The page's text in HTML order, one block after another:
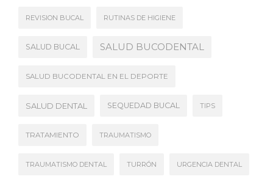
REVISION BUCAL RUTINAS DE HIGIENE
SALUD BUCAL SALUD BUCODENTAL
SALUD BUCODENTAL EN EL DEPORTE
SALUD DENTAL SEQUEDAD BUCAL TIPS
TRATAMIENTO TRAUMATISMO
TRAUMATISMO DENTAL TURRÓN URGENCIA DENTAL